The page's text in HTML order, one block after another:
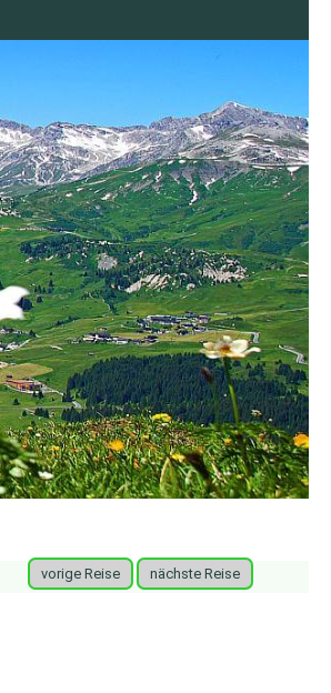
vorige Reise nächste Reise